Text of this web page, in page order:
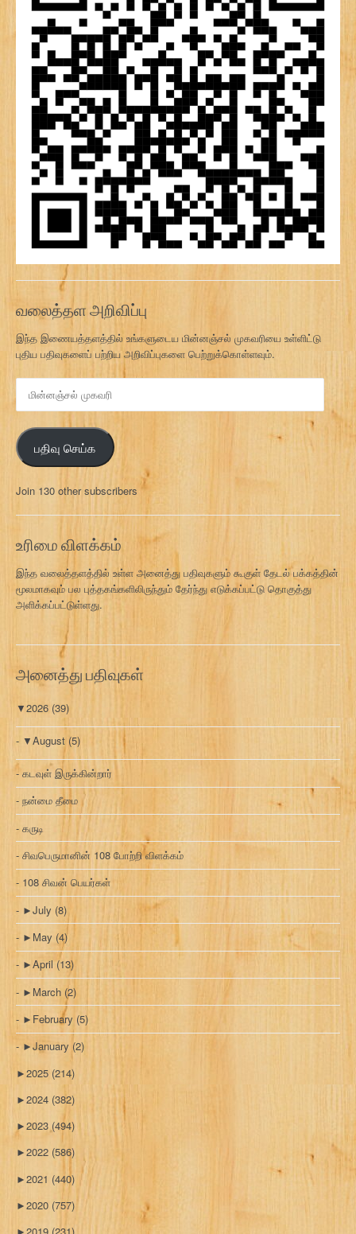
வலைத்தள அறிவிப்பு
இந்த இணையத்தளத்தில் உங்களுடைய மின்னஞ்சல் முகவரியை உள்ளிட்டு
புதிய பதிவுகளைப் பற்றிய அறிவிப்புகளை பெற்றுக்கொள்ளவும்.
ன்
ன
ஞ்
ச
ல்
க
வ
பதிவு செய்க
Join 130 other subscribers
உரிமை விளக்கம்
இந்த வலைத்தளத்தில் உள்ள அனைத்து பதிவுகளும் கூகுள் தேடல் பக்கத்தின்
மூலமாகவும் பல புத்தகங்களிலிருந்தும் தேர்ந்து எடுக்கப்பட்டு தொகுத்து
அளிக்கப்பட்டுள்ளது.
அனைத்து பதிவுகள்
▼2026 (39)
▼August (5)
கடவுள் இருக்கின்றார்
நன்மை தீமை
கருடி
சிவபெருமானின் 108 போற்றி விளக்கம்
108 சிவன் பெயர்கள்
►July (8)
► May (4)
►April(13)
► March (2)
► February (5)
►January (2)
►2025 (214)
►2024 (382)
►2023(494)
►2022 (586)
►2021 (440)
►2020 (757)